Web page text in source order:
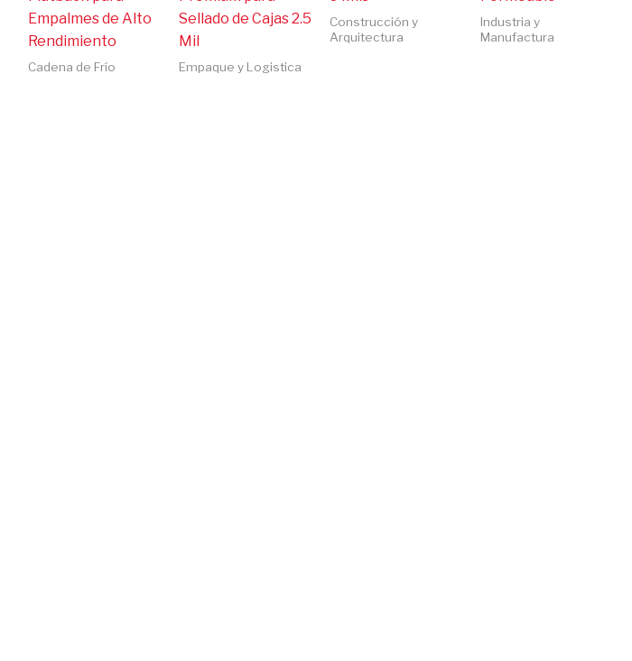
Empalmes de Alto
Rendimiento
Cadena de Frío
Sellado de Cajas 2.5
Mil
Empaque y Logistica
Construcción y
Arquitectura
Industria y
Manufactura